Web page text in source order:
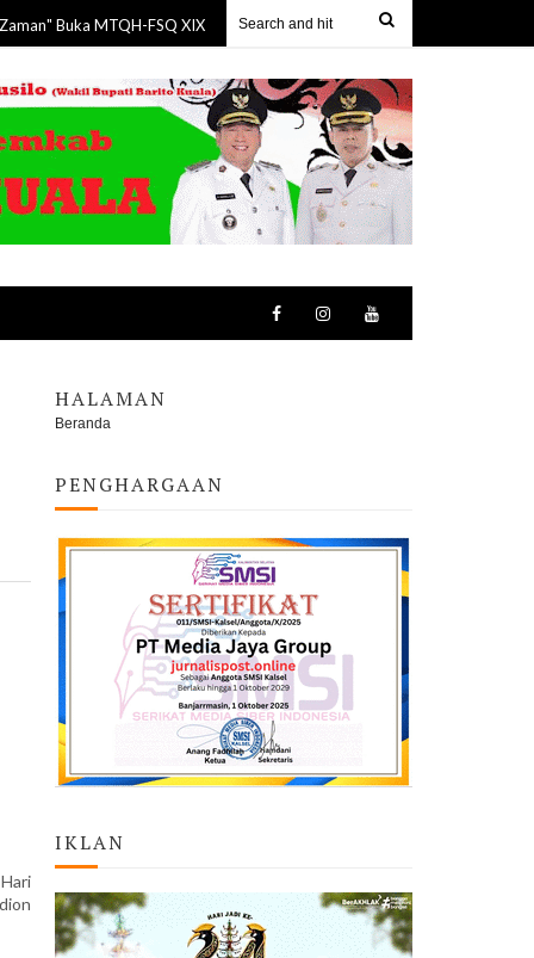
MTQH-FSQ XIX Seruyan, 150 Pelajar Tampilkan Tarian Kolosal Bangun
HALAMAN
Beranda
PENGHARGAAN
IKLAN